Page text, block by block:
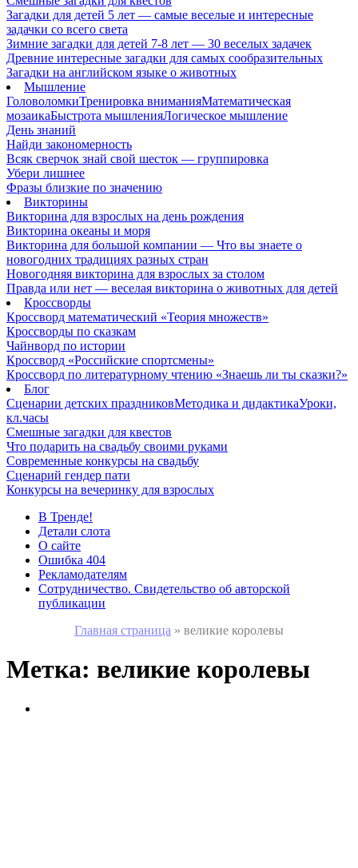
Загадки для детей 5 лет — самые веселые и интересные
задачки со всего света
Зимние загадки для детей 7-8 лет — 30 веселых задачек
Древние интересные загадки для самых сообразительных
Загадки на английском языке о животных
Мышление
ГоловоломкиТренировка вниманияМатематическая
мозаикаБыстрота мышленияЛогическое мышление
День знаний
Найди закономерность
Всяк сверчок знай свой шесток — группировка
Убери лишнее
Фразы близкие по значению
Викторины
Викторина для взрослых на день рождения
Викторина океаны и моря
Викторина для большой компании — Что вы знаете о
новогодних традициях разных стран
Новогодняя викторина для взрослых за столом
Правда или нет — веселая викторина о животных для детей
Кроссворды
Кроссворд математический «Теория множеств»
Кроссворды по сказкам
Чайнворд по истории
Кроссворд «Российские спортсмены»
Кроссворд по литературному чтению «Знаешь ли ты сказки?»
Блог
Сценарии детских праздниковМетодика и дидактикаУроки,
кл.часы
Смешные загадки для квестов
Что подарить на свадьбу своими руками
Современные конкурсы на свадьбу
Сценарий гендер пати
Конкурсы на вечеринку для взрослых
В Тренде!
Детали слота
О сайте
Ошибка 404
Рекламодателям
Сотрудничество. Свидетельство об авторской
публикации
Главная страница » великие королевы
Метка: великие королевы